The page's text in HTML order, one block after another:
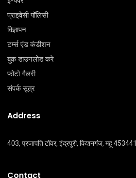
प्राइवेसी पॉलिसी
विज्ञापन
टर्म्स एंड कंडीशन
बुक डाउनलोड करे
फोटो गैलरी
संपर्क सूत्र
Address
403, प्रजापति टॉवर, इंद्रपुरी, किशनगंज, महू 453441
Contact